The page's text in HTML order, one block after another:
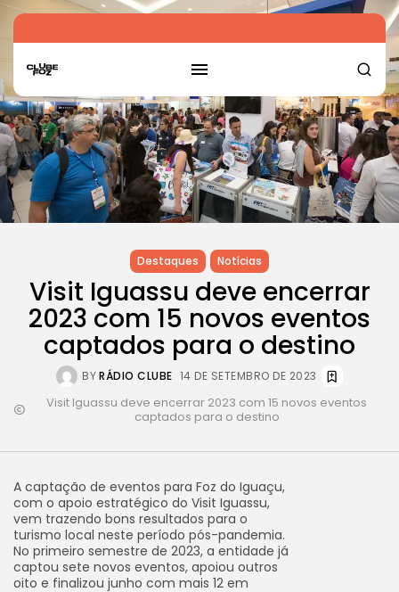
Destaques Notícias
Visit Iguassu deve encerrar
2023 com 15 novos eventos
captados para o destino
BYRÁDIO CLUBE 14 DE SETEMBRO DE 2023
Visit Iguassu deve encerrar 2023 com 15 novos eventos
captados para o destino
A captação de eventos para Foz do Iguaçu,
com o apoio estratégico do Visit Iguassu,
vem trazendo bons resultados para o
turismo local neste período pós-pandemia.
No primeiro semestre de 2023, a entidade já
captou sete novos eventos, apoiou outros
oito e finalizou junho com mais 12 em